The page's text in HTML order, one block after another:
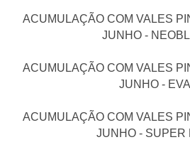
ACUMULAÇÃO COM VALES
JUNHO -
ACUMULAÇÃO COM VALES
JUNHO -
ACUMULAÇÃO COM VALES
JUNHO - SUPER